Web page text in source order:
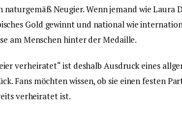
Neugier. Wenn jemand wie Laura
Gold gewinnt und national wie
am Menschen hinter der Medaille.
verheiratet“ ist deshalb Ausdruck eines
Fans möchten wissen, ob sie einen festen
verheiratet ist.